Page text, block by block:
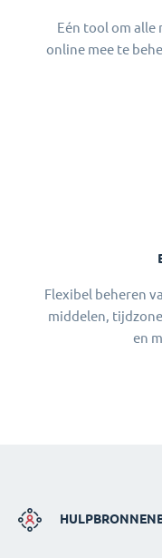
Eén tool om alle
online mee te
Flexibel beheren
middelen,
en